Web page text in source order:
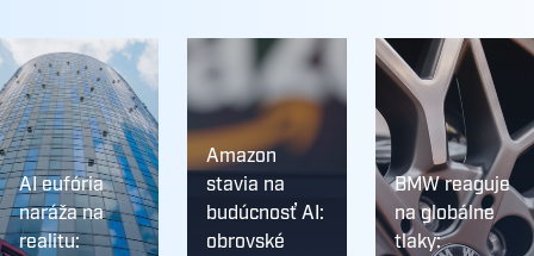
AI eufória
naráža na
realitu:
Amazon
stavia na
budúcnosť AI:
obrovské
BMW reaguje
na globálne
tlaky: